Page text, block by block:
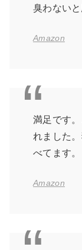
臭わないと
Amazon
満足です
れました
べてます。
Amazon